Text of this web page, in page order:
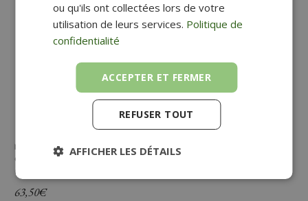
MODULE 2 TIROIRS AVEC SERRURE ET POIGNÉES
GRIS
Green Spirit
63,50€
ou qu'ils ont collectées lors de votre
utilisation de leurs services. Politique de
confidentialité
ACCEPTER ET FERMER
REFUSER TOUT
AFFICHER LES DÉTAILS